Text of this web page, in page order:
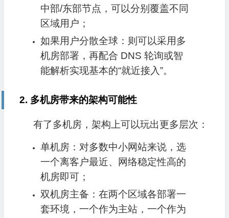
中部/东部节点，可以分别覆盖不同
区域用户；
如果用户分散全球：则可以采用多
机房部署，再配合 DNS 轮询或智
能解析实现基本的“就近接入”。
2. 多机房带来的架构可能性
有了多机房，架构上可以玩出更多层次：
单机房：对多数中小网站来说，选
一个离客户最近、网络稳定性高的
机房即可；
双机房主备：在两个区域各部署一
套环境，一个作为主站，一个作为